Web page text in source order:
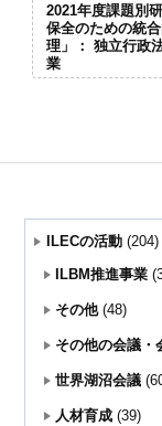
2021年度課題別
保全のための統
理」： 独立行政
業
ILECの活動(204)
ILBM推進事業
その他(48)
その他の会議・
世界湖沼会議
人材育成 (39)